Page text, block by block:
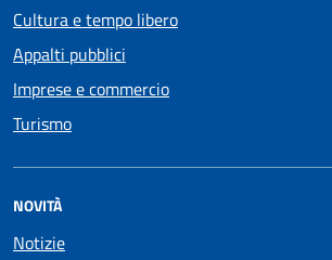
Cultura e tempo libero
Appalti pubblici
Imprese e commercio
Turismo
NOVITÀ
Notizie